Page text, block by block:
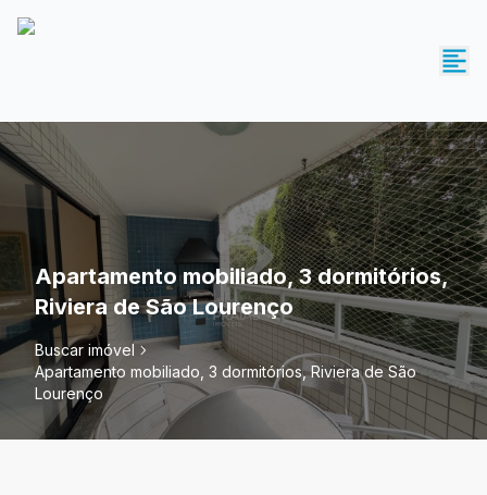
Apartamento mobiliado, 3 dormitórios,
Riviera de São Lourenço
Buscar imóvel
Apartamento mobiliado, 3 dormitórios, Riviera de São
Lourenço